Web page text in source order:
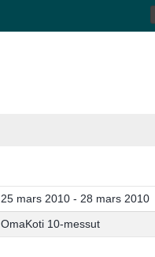
25 mars 2010 - 28 mars 2010
OmaKoti 10-messut